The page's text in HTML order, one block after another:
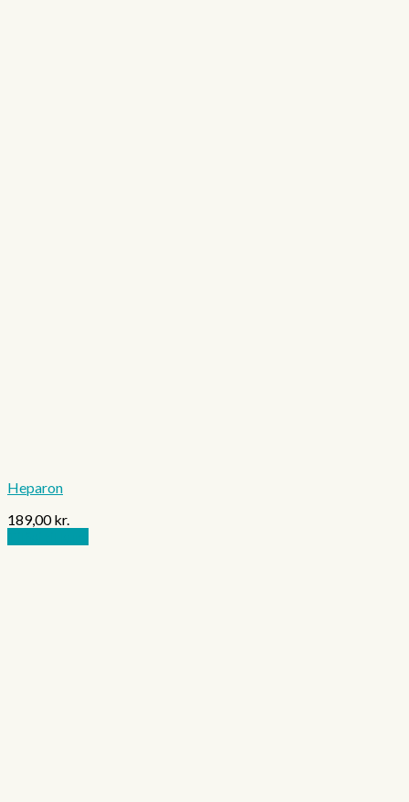
Heparon
189,00kr.